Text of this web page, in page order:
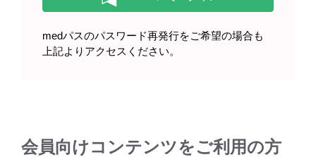
基本情報・安全性情報
キックリンカプセル250mg（販売中止）
medパスのパスワード再発行をご希望の場合も
上記よりアクセスください。
会員向けコンテンツをご利用の方